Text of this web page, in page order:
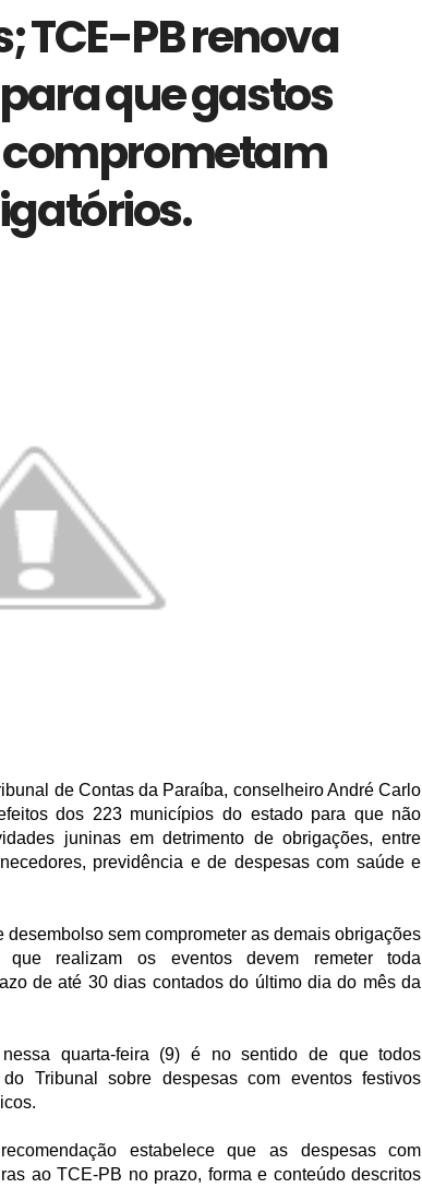
TCE-PB renova
que gastos
comprometam
de Contas da Paraíba, conselheiro André Carlo
dos 223 municípios do estado para que não
juninas em detrimento de obrigações, entre
previdência e de despesas com saúde e
sem comprometer as demais obrigações
que realizam os eventos devem remeter toda
de até 30 dias contados do último dia do mês da
quarta-feira (9) é no sentido de que todos
Tribunal sobre despesas com eventos festivos
estabelece que as despesas com
ao TCE-PB no prazo, forma e conteúdo descritos